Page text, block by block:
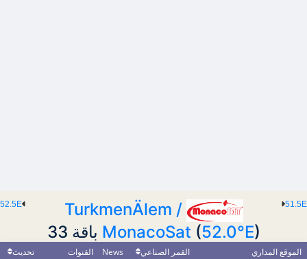
51.5E
52.5E
TurkmenÄlem /
MonacoSat (52.0°E) باقة 33
الموقع المداري القمر الصناعي News القنوات تحديث